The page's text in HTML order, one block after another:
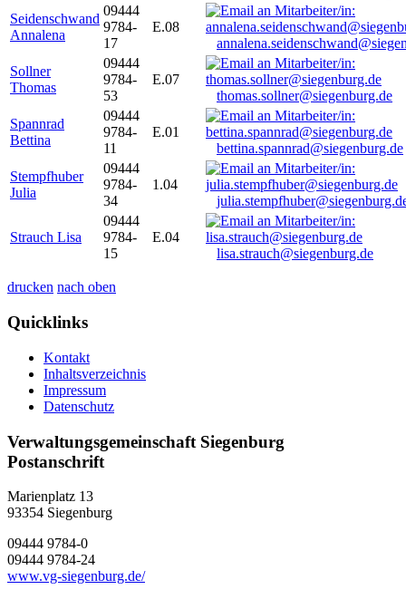
Seidenschwand
Annalena
09444
9784-
17
E.08
Sollner
Thomas
09444
9784-
53
E.07
thomas.sollner@siegenburg.de
Spannrad
Bettina
09444
9784-
11
E.01
bettina.spannrad@siegenburg.de
Stempfhuber
Julia
09444
9784-
34
1.04
Strauch Lisa
09444
9784-
15
E.04
lisa.strauch@siegenburg.de
drucken nach oben
Quicklinks
Kontakt
Inhaltsverzeichnis
Impressum
Datenschutz
Verwaltungsgemeinschaft Siegenburg
Postanschrift
Marienplatz 13
93354 Siegenburg
09444 9784-0
09444 9784-24
www.vg-siegenburg.de/